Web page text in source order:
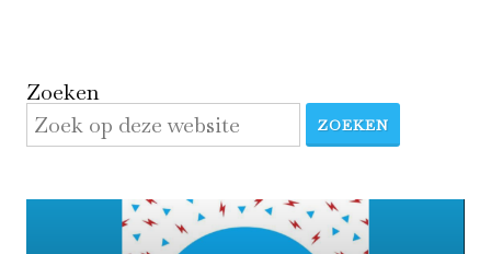
Zoeken
ZOEKEN